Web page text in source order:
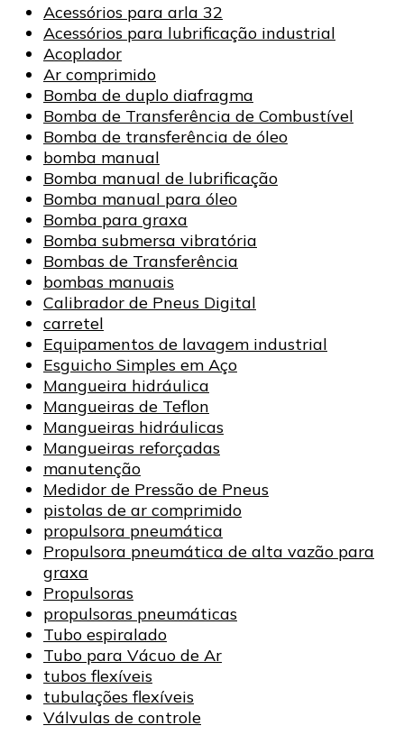
Acessórios para arla 32
Acessórios para lubrificação industrial
Acoplador
Ar comprimido
Bomba de duplo diafragma
Bomba de Transferência de Combustível
Bomba de transferência de óleo
bomba manual
Bomba manual de lubrificação
Bomba manual para óleo
Bomba para graxa
Bomba submersa vibratória
Bombas de Transferência
bombas manuais
Calibrador de Pneus Digital
carretel
Equipamentos de lavagem industrial
Esguicho Simples em Aço
Mangueira hidráulica
Mangueiras de Teflon
Mangueiras hidráulicas
Mangueiras reforçadas
manutenção
Medidor de Pressão de Pneus
pistolas de ar comprimido
propulsora pneumática
Propulsora pneumática de alta vazão para
graxa
Propulsoras
propulsoras pneumáticas
Tubo espiralado
Tubo para Vácuo de Ar
tubos flexíveis
tubulações flexíveis
Válvulas de controle